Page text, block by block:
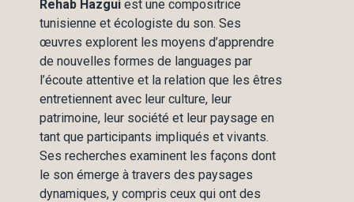
Rehab Hazgui est une compositrice
tunisienne et écologiste du son. Ses
œuvres explorent les moyens d’apprendre
de nouvelles formes de languages par
l’écoute attentive et la relation que les êtres
entretiennent avec leur culture, leur
patrimoine, leur société et leur paysage en
tant que participants impliqués et vivants.
Ses recherches examinent les façons dont
le son émerge à travers des paysages
dynamiques, y compris ceux qui ont des